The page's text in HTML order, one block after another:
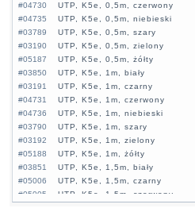
#04730
UTP, K5e, 0,5m, czerwony
#04735
UTP, K5e, 0,5m, niebieski
#03789
UTP, K5e, 0,5m, szary
#03190
UTP, K5e, 0,5m, zielony
#05187
UTP, K5e, 0,5m, żółty
#03850
UTP, K5e, 1m, biały
#03191
UTP, K5e, 1m, czarny
#04731
UTP, K5e, 1m, czerwony
#04736
UTP, K5e, 1m, niebieski
#03790
UTP, K5e, 1m, szary
#03192
UTP, K5e, 1m, zielony
#05188
UTP, K5e, 1m, żółty
#03851
UTP, K5e, 1,5m, biały
#05006
UTP, K5e, 1,5m, czarny
#05005
UTP, K5e, 1,5m, czerwony